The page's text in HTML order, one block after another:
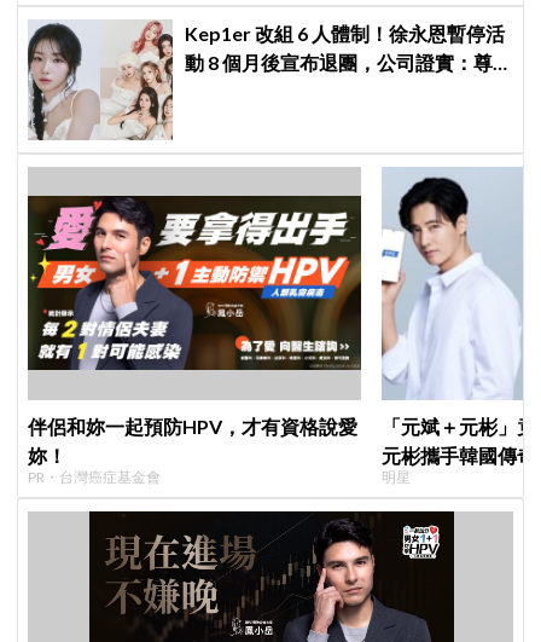
Kep1er 改組 6 人體制！徐永恩暫停活
動 8 個月後宣布退團，公司證實：尊
伴侶和妳一起預防HPV，才有資格說愛
妳！
PR・台灣癌症基金會
「元斌＋元彬」
元彬攜手韓國傳
牌，韓網瘋喊：
明星